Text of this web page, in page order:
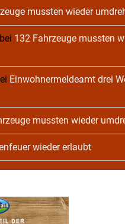
mussten wieder
bei 132 Fahrzeuge mussten
Einwohnermeldeamt drei
mussten wieder
wieder erlaubt